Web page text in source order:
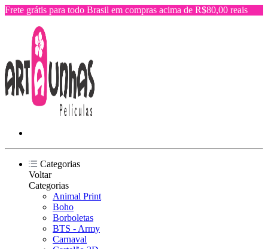
Frete grátis para todo Brasil em compras acima de R$80,00 reais
Categorias
Voltar
Categorias
Animal Print
Boho
Borboletas
BTS - Army
Carnaval